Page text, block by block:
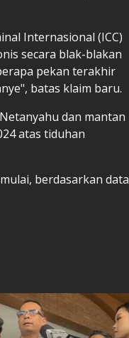
Internasional (ICC)
secara blak-blakan
pekan terakhir
batas klaim baru.
dan mantan
atas tiduhan
berdasarkan data